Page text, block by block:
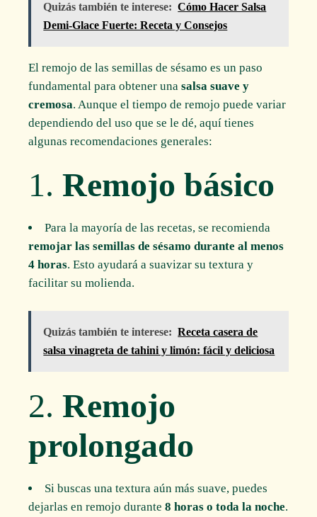
Quizás también te interese: Cómo Hacer Salsa
Demi-Glace Fuerte: Receta y Consejos
El remojo de las semillas de sésamo es un paso
fundamental para obtener unasalsa suave y
cremosa. Aunque el tiempo de remojo puede variar
dependiendo del uso que se le dé, aquí tienes
algunas recomendaciones generales:
1.Remojo básico
Para la mayoría de las recetas, se recomienda
remojar las semillas de sésamo durante al menos
4 horas. Esto ayudará a suavizar su textura y
facilitar su molienda.
Quizás también te interese: Receta casera de
salsa vinagreta de tahini y limón: fácil y deliciosa
2.Remojo
prolongado
Si buscas una textura aún más suave, puedes
dejarlas en remojo durante8 horas o toda la noche.